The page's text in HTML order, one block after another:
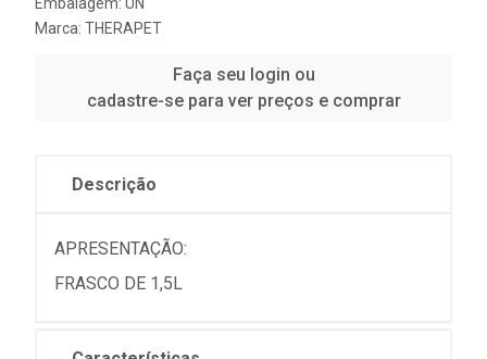
Marca: THERAPET
Faça seu login ou
cadastre-se para ver preços e comprar
Descrição
APRESENTAÇÃO:
FRASCO DE 1,5L